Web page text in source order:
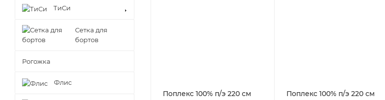
Поплекс 100% п/э 220 см
Поплекс 100% п/э 220 см
ТиСи
Сетка для
бортов
Рогожка
Флис